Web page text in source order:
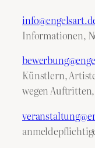
Informationen,
Künstlern,
wegen